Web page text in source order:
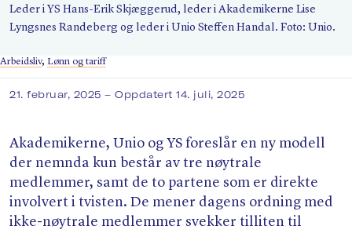
Leder i YS Hans-Erik Skjæggerud, leder i Akademikerne Lise
Lyngsnes Randeberg og leder i Unio Steffen Handal. Foto: Unio.
Arbeidsliv, Lønn og tariff
21. februar, 2025– Oppdatert 14. juli, 2025
Akademikerne, Unio og YS foreslår en ny modell
der nemnda kun består av tre nøytrale
medlemmer, samt de to partene som er direkte
involvert i tvisten. De mener dagens ordning med
ikke-nøytrale medlemmer svekker tilliten til